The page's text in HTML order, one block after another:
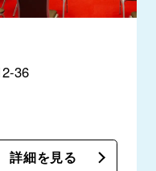
36
詳細を見る